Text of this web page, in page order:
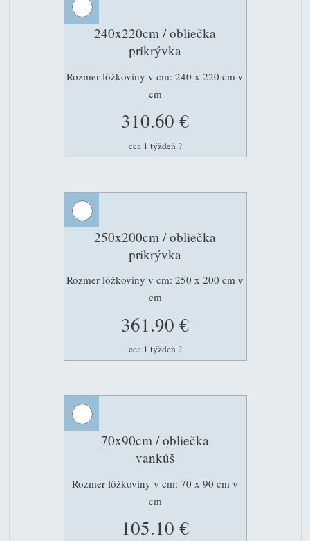
240x220cm / obliečka
prikrývka
Rozmer lôžkoviny v cm: 240 x 220 cm v
cm
310.60 €
cca 1 týždeň ?
250x200cm / obliečka
prikrývka
Rozmer lôžkoviny v cm: 250 x 200 cm v
cm
361.90 €
cca 1 týždeň ?
70x90cm / obliečka
vankúš
Rozmer lôžkoviny v cm: 70 x 90 cm v
cm
105.10 €